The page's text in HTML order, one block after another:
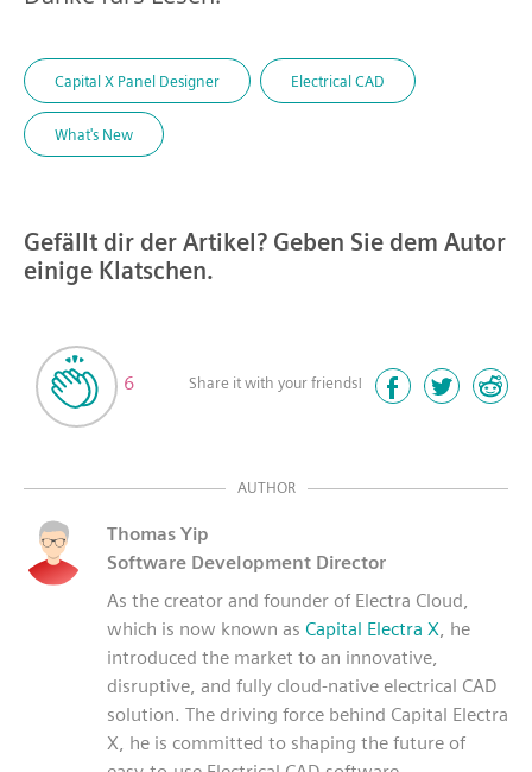
Capital X Panel Designer Electrical CAD
What's New
Gefällt dir der Artikel? Geben Sie dem Autor
einige Klatschen.
6 Share it with your friends!
AUTHOR
Thomas Yip
Software Development Director
As the creator and founder of Electra Cloud,
which is now known as Capital Electra X, he
introduced the market to an innovative,
disruptive, and fully cloud-native electrical CAD
solution. The driving force behind Capital Electra
X, he is committed to shaping the future of